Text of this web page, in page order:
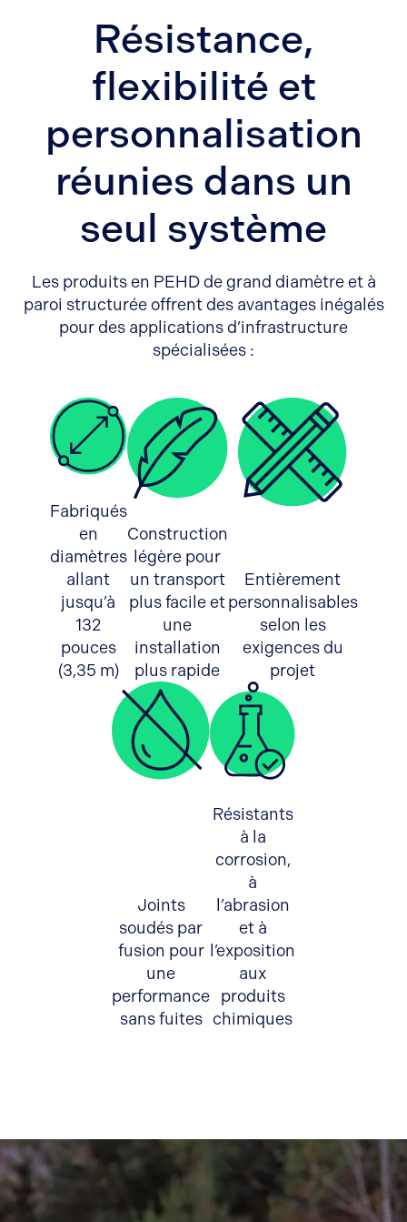
Résistance,
flexibilité et
personnalisation
réunies dans un
seul système
Les produits en PEHD de grand diamètre et à
paroi structurée offrent des avantages inégalés
pour des applications d’infrastructure
spécialisées :
Fabriqués
en
diamètres
allant
jusqu’à
132
pouces
(3,35 m)
Construction
légère pour
un transport
plus facile et
une
installation
plus rapide
Entièrement
personnalisables
selon les
exigences du
projet
Joints
soudés par
fusion pour
une
performance
sans fuites
Résistants
à la
corrosion,
à
l’abrasion
et à
l’exposition
aux
produits
chimiques